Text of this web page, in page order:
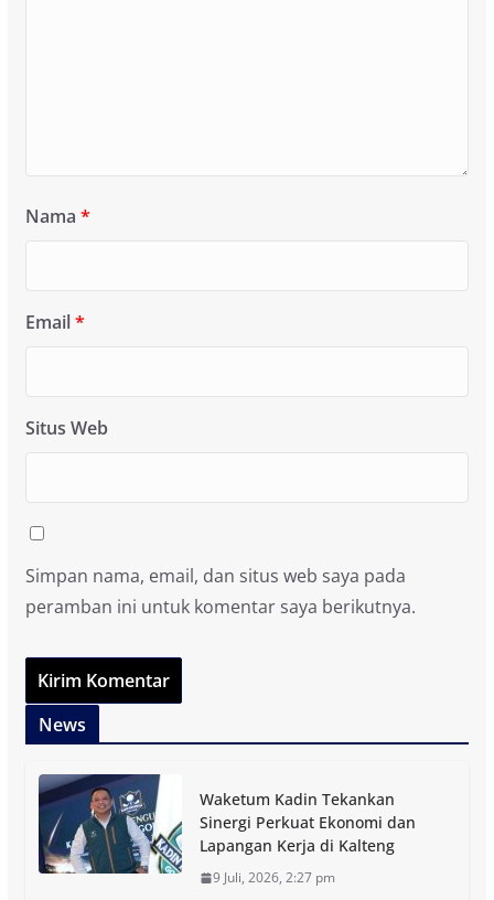
Nama *
Email*
Situs Web
Simpan nama, email, dan situs web saya pada
peramban ini untuk komentar saya berikutnya.
News
Waketum Kadin Tekankan
Sinergi Perkuat Ekonomi dan
Lapangan Kerja di Kalteng
9 Juli, 2026, 2:27 pm